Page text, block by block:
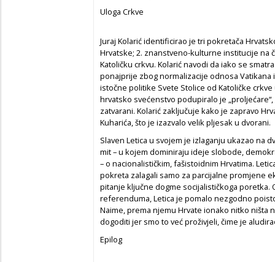
Uloga Crkve
Juraj Kolarić identificirao je tri pokretača
Hrvatske; 2. znanstveno-kulturne institucije na
Katoličku crkvu. Kolarić navodi da iako se
ponajprije zbog normalizacije odnosa
istočne politike Svete Stolice od Katoličke
hrvatsko svećenstvo podupiralo je
zatvarani. Kolarić zaključuje kako je zapravo
Kuharića, što je izazvalo velik pljesak u dvorani.
Slaven Letica u svojem je izlaganju ukazao na
mit – u kojem dominiraju ideje slobode,
– o nacionalističkim, fašistoidnim Hrvatima.
pokreta zalagali samo za parcijalne promjene
pitanje ključne dogme socijalističkoga poretka.
referenduma, Letica je pomalo nezgodno
Naime, prema njemu Hrvate ionako nitko ništa
dogoditi jer smo to već proživjeli, čime je
Epilog